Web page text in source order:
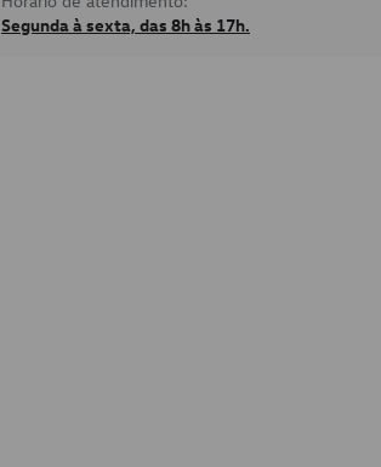
Segunda à sexta, das 8h às 17h.